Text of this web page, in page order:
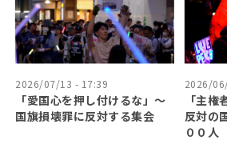
2026/07/13 - 17:39
「愛国心を押し付けるな」〜
国旗損壊罪に反対する集会
2026/
「主
反対の
００人